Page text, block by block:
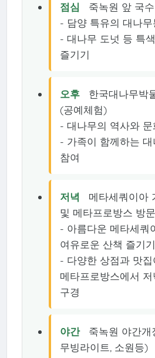
점심
죽녹원 앞 국
- 담양 특유의 대나
- 대나무 도넛 등 특
즐기기
오후
한국대나무박
(공예체험)
- 대나무의 역사와 문
- 가족이 함께하는
참여
저녁
메타세쿼이아
및 메타프로방스 방문
- 아름다운 메타세쿼
여유로운 산책 즐기기
- 다양한 상점과 맛집
메타프로방스에서
구경
야간
죽녹원 야간개
무빙라이트, 소원등)